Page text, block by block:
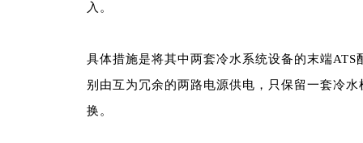
入。
具体措施是将其中两套冷水系统设备的末端
别由互为冗余的两路电源供电，只保留一套冷
换。